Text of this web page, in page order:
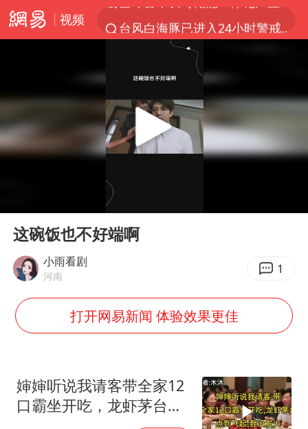
视频
秋天的第一杯奶茶怎么选
四川宜宾高县4.9级地震致1死
中国女篮70-67险胜尼日利亚女篮
中巨芯：上半年归母净利润1405.77万元
国乒男单横滨冠军赛全军覆没
美股存储板块集体大跌
东航：国内客票提前14天免费退改
日本试射“战斧”导弹，国防部回应
夯实基础开新局
Play
这碗饭也不好端啊
小雨看剧
河南 1
打开网易新闻 体验效果更佳
婶婶听说我请客带全家12
口霸坐开吃，龙虾茅台点